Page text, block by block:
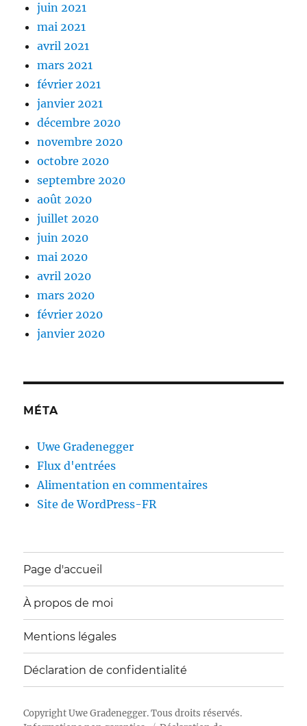
juin 2021
mai 2021
avril 2021
mars 2021
février 2021
janvier 2021
décembre 2020
novembre 2020
octobre 2020
septembre 2020
août 2020
juillet 2020
juin 2020
mai 2020
avril 2020
mars 2020
février 2020
janvier 2020
MÉTA
Uwe Gradenegger
Flux d'entrées
Alimentation en commentaires
Site de WordPress-FR
Page d'accueil
À propos de moi
Mentions légales
Déclaration de confidentialité
CopyrightUwe Gradenegger. Tous droits réservés.